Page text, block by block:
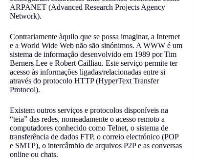
ARPANET (Advanced Research Projects Agency
Network).
Contrariamente àquilo que se possa imaginar, a Internet
e a World Wide Web não são sinónimos. A WWW é um
sistema de informação desenvolvido em 1989 por Tim
Berners Lee e Robert Cailliau. Este serviço permite ter
acesso às informações ligadas/relacionadas entre si
através do protocolo HTTP (HyperText Transfer
Protocol).
Existem outros serviços e protocolos disponíveis na
“teia” das redes, nomeadamente o acesso remoto a
computadores conhecido como Telnet, o sistema de
transferência de dados FTP, o correio electrónico (POP
e SMTP), o intercâmbio de arquivos P2P e as conversas
online ou chats.